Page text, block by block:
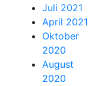
Juli 2021
April 2021
Oktober
2020
August
2020